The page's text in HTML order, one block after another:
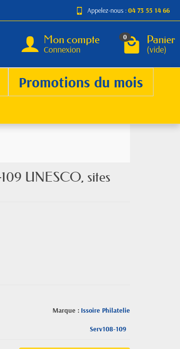
Appelez-nous :04 73 55 14 66
Mon compte
Connexion
0 Panier
(vide)
Promotions du mois
UNESCO, sites
Marque : Issoire Philatelie
Serv108-109